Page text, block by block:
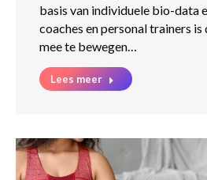
basis van individuele bio-data
coaches en personal trainers
mee te bewegen…
Lees meer